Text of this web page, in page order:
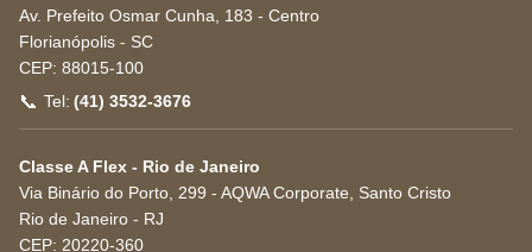
Av. Prefeito Osmar Cunha, 183 - Centro
Florianópolis - SC
CEP: 88015-100
📞 Tel: (41) 3532-3676
Classe A Flex - Rio de Janeiro
Via Binário do Porto, 299 - AQWA Corporate, Santo Cristo
Rio de Janeiro - RJ
CEP: 20220-360